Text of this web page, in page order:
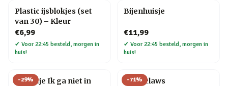
Plastic ijsblokjes (set
van 30) – Kleur
€6,99
✔ Voor 22:45 besteld, morgen in
huis!
Bijenhuisje
€11,99
✔ Voor 22:45 besteld, morgen in
huis!
-29%
Tegeltje Ik ga niet in
-71%
Meat claws